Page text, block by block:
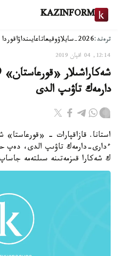
KAZINFORM
ترەند:2026-سايلاۋ وقيعاتاعايىنداۋاقوردا
12:14, 04 اقپان 2019
دارمەك تاۋىپ الدى
ءدارى-دارمەك تاۋىپ الدى، دەپ
ك شەكارا قىزمەتىنە سىلتەمە